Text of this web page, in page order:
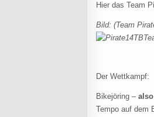
Hier das Team
Bild: (Team
Der Wettkampf:
Bikejöring –
Tempo auf dem